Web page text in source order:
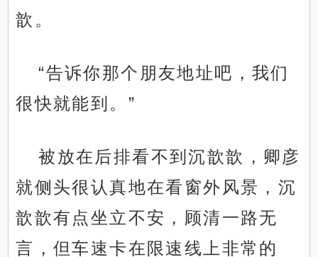
歆。
“告诉你那个朋友地址吧，我们
很快就能到。”
被放在后排看不到沉歆歆，卿彦
就侧头很认真地在看窗外风景，沉
歆歆有点坐立不安，顾清一路无
言，但车速卡在限速线上非常的